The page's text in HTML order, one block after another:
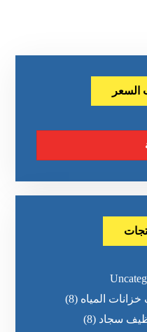
المياه (8)
سجاد (8)